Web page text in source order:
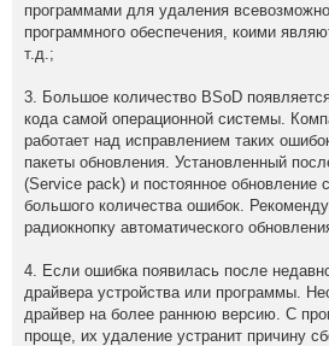
программами для удаления
программного обеспечения, коими
т.д.;
3. Большое количество BSoD
кода самой операционной системы.
работает над исправлением таких
пакеты обновления. Установленный
(Service pack) и постоянное обновление
большого количества ошибок.
радиокнопку автоматического
4. Если ошибка появилась после
драйвера устройства или программы.
драйвер на более раннюю версию. С
проще, их удаление устранит причину